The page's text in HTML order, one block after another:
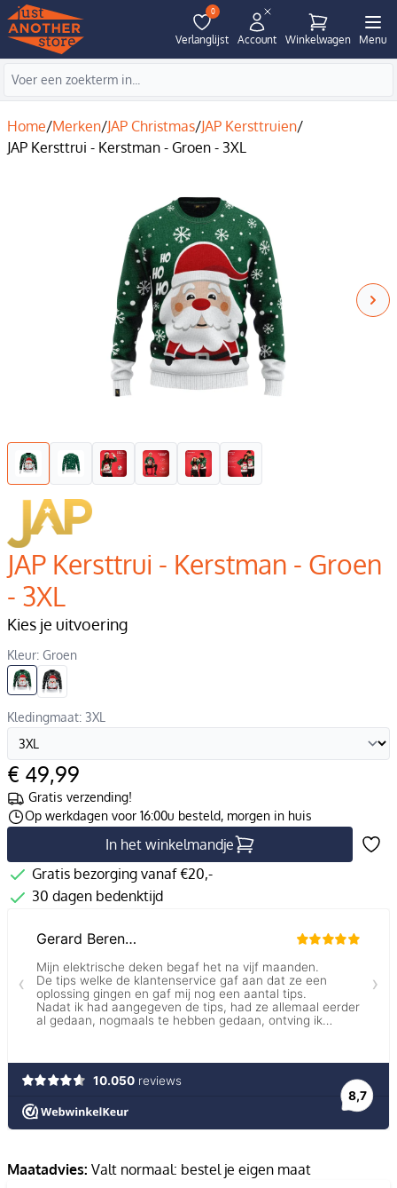
0
Verlanglijst Account Winkelwagen Menu
Home/Merken/JAP Christmas/JAP Kersttruien/
JAP Kersttrui - Kerstman - Groen - 3XL
JAP Kersttrui - Kerstman - Groen
- 3XL
Kies je uitvoering
Kleur: Groen
Kledingmaat: 3XL
€ 49,99
Gratis verzending!
Op werkdagen voor 16:00u besteld, morgen in huis
In het winkelmandje
Gratis bezorging vanaf €20,-
30 dagen bedenktijd
Maatadvies: Valt normaal: bestel je eigen maat